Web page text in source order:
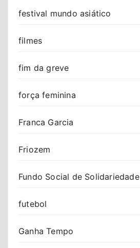
festival mundo asiático
filmes
fim da greve
força feminina
Franca Garcia
Friozem
Fundo Social de Solidariedade
futebol
Ganha Tempo